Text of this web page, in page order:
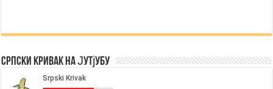
Српски Кривак на Јутјубу